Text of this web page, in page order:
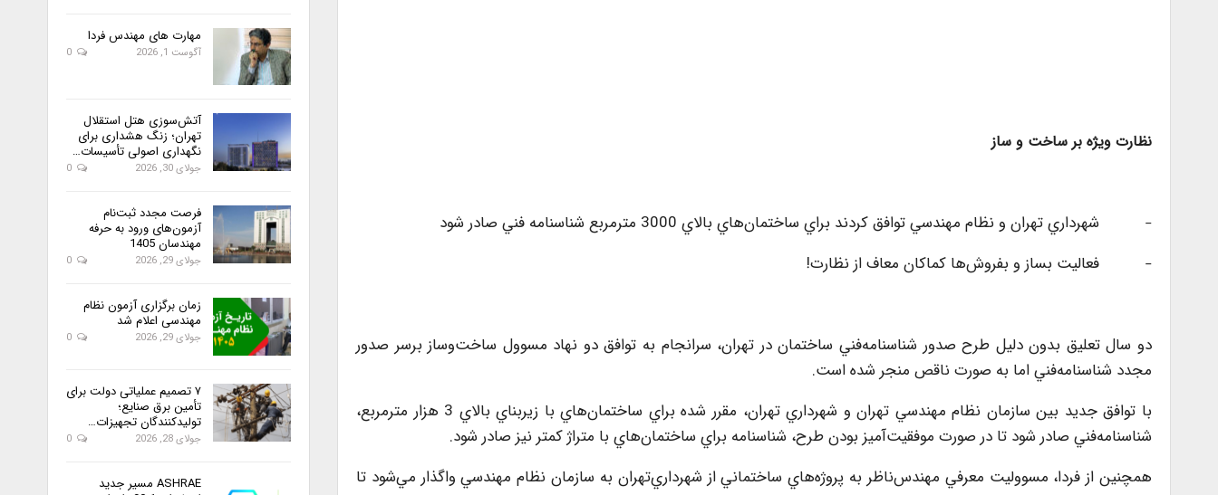
نظارت ويژه بر ساخت ‌و ساز
– شهرداري ‌تهران و نظام مهندسي توافق كردند براي ساختمان‌هاي بالاي 3000 مترمربع شناسنامه فني صادر شود
– فعاليت بساز و بفروش‌ها کماکان معاف از نظارت!
دو سال تعليق بدون دليل طرح صدور شناسنامه‌فني ساختمان در تهران، سرانجام به توافق دو نهاد مسوول ساخت‌وساز برسر صدور
مجدد شناسنامه‌فني اما به صورت ناقص منجر شده است.
با توافق جديد بين سازمان نظام مهندسي تهران و شهرداري‌ تهران، مقرر شده براي ساختمان‌هاي با زيربناي بالاي 3 هزار مترمربع،
شناسنامه‌فني صادر شود تا در صورت موفقيت‌آميز بودن طرح، شناسنامه براي ساختمان‌هاي با متراژ كمتر نيز صادر شود.
همچنين از فردا، مسووليت معرفي مهند‌س‌ناظر به پروژه‌هاي ساختماني از شهرداري‌تهران به سازمان نظام مهندسي واگذار مي‌شود تا
مهارت های مهندس فردا
آگوست 1, 2026
آتش‌سوزی هتل استقلال
تهران؛ زنگ هشداری برای
نگهداری اصولی تأسیسات…
جولای 30, 2026
فرصت مجدد ثبت‌نام
آزمون‌های ورود به حرفه
مهندسان 1405
جولای 29, 2026
زمان برگزاری آزمون نظام
مهندسی اعلام شد
جولای 29, 2026
۷ تصمیم عملیاتی دولت برای
تأمین برق صنایع؛
تولیدکنندگان تجهیزات…
جولای 28, 2026
ASHRAE مسیر جدید